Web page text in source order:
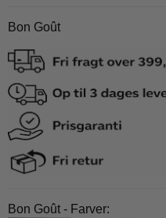
Bon Goût
Bon Goût - Farver: